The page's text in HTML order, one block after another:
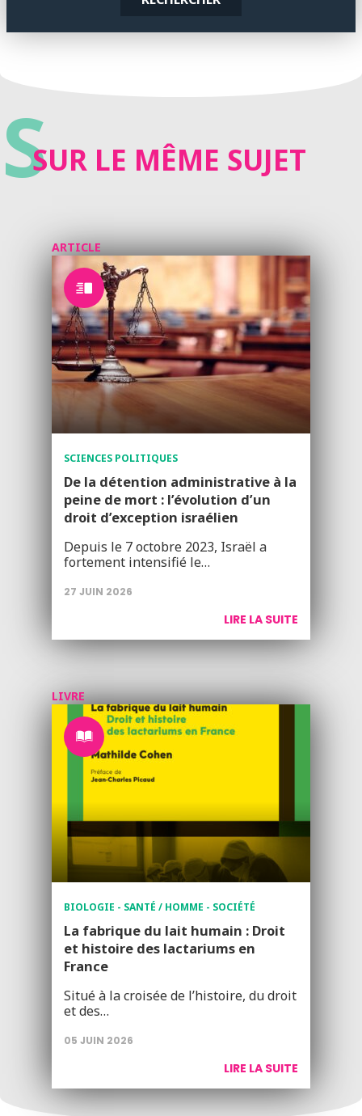
SSUR LE MÊME SUJET
ARTICLE
SCIENCES POLITIQUES
De la détention administrative à la
peine de mort : l’évolution d’un
droit d’exception israélien
Depuis le 7 octobre 2023, Israël a
fortement intensifié le…
27 JUIN 2026
LIRE LA SUITE
LIVRE
BIOLOGIE - SANTÉ / HOMME - SOCIÉTÉ
La fabrique du lait humain : Droit
et histoire des lactariums en
France
Situé à la croisée de l’histoire, du droit
et des…
05 JUIN 2026
LIRE LA SUITE